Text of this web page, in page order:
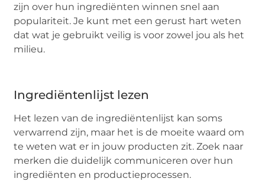
zijn over hun ingrediënten winnen snel aan
populariteit. Je kunt met een gerust hart weten
dat wat je gebruikt veilig is voor zowel jou als het
milieu.
Ingrediëntenlijst lezen
Het lezen van de ingrediëntenlijst kan soms
verwarrend zijn, maar het is de moeite waard om
te weten wat er in jouw producten zit. Zoek naar
merken die duidelijk communiceren over hun
ingrediënten en productieprocessen.